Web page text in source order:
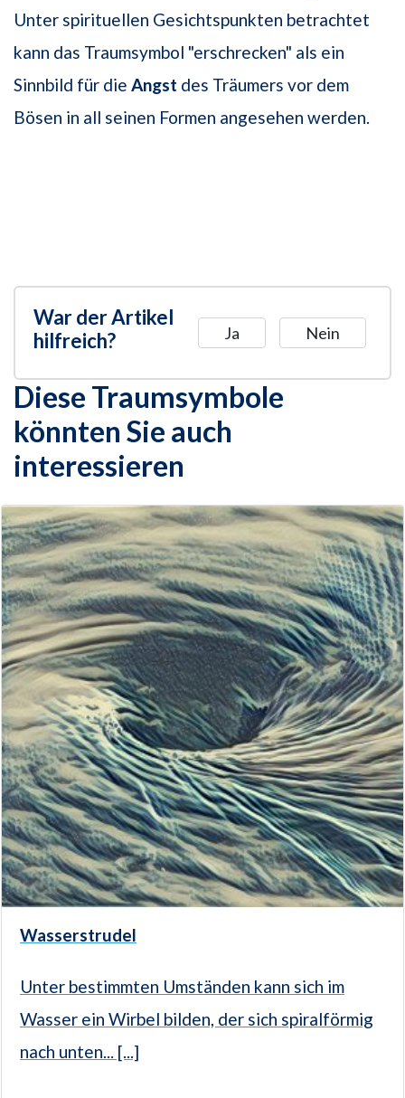
Unter spirituellen Gesichtspunkten betrachtet
kann das Traumsymbol "erschrecken" als ein
Sinnbild für die Angst des Träumers vor dem
Bösen in all seinen Formen angesehen werden.
War der Artikel
hilfreich?
Ja Nein
Diese Traumsymbole
könnten Sie auch
interessieren
Wasserstrudel
Unter bestimmten Umständen kann sich im
Wasser ein Wirbel bilden, der sich spiralförmig
nach unten... [...]